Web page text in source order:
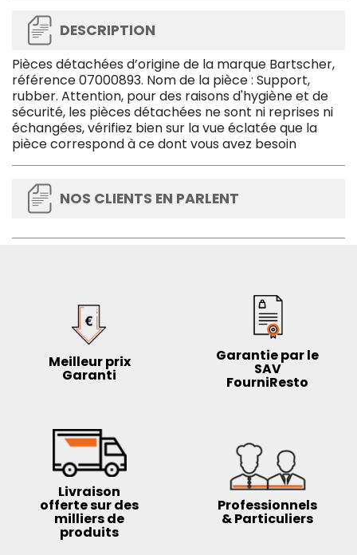
DESCRIPTION
Pièces détachées d’origine de la marque Bartscher,
référence 07000893. Nom de la pièce : Support,
rubber. Attention, pour des raisons d'hygiène et de
sécurité, les pièces détachées ne sont ni reprises ni
échangées, vérifiez bien sur la vue éclatée que la
pièce correspond à ce dont vous avez besoin
NOS CLIENTS EN PARLENT
Meilleur prix
Garanti
Garantie par le
SAV
FourniResto
Livraison
offerte sur des
milliers de
produits
Professionnels
& Particuliers